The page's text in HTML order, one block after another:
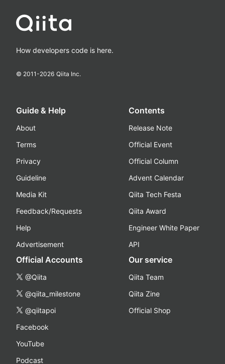
How developers code is here.
© 2011-2026 Qiita Inc.
Guide & Help
About
Terms
Privacy
Guideline
Media Kit
Feedback/Requests
Help
Advertisement
Contents
Release Note
Official Event
Official Column
Advent Calendar
Qiita Tech Festa
Qiita Award
Engineer White Paper
API
Official Accounts
@Qiita
@qiita_milestone
@qiitapoi
Facebook
YouTube
Podcast
Our service
Qiita Team
Qiita Zine
Official Shop